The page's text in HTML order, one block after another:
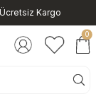
Kargo
0